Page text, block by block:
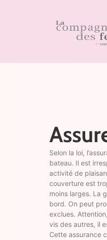
Selon la loi,
bateau. Il est
activité de
couverture est
moins larges. La
bord. On peut
exclues.
vis des autres, il
Cette assurance